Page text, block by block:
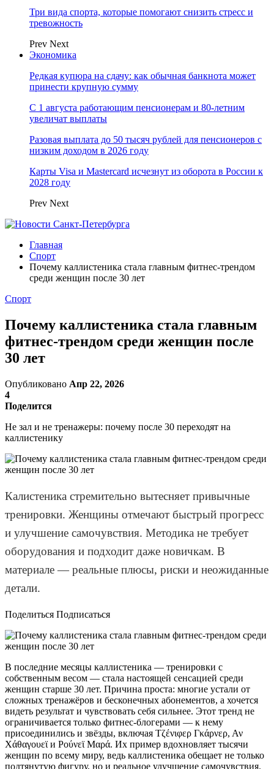
Три вида спорта, которые помогают снизить стресс и
тревожность
Prev Next
Экономика
Редкая купюра на сдачу: как обычная банкнота может
принести крупную сумму
С 1 августа работающим пенсионерам и 80-летним
увеличат выплаты
Разовая выплата до 50 тысяч рублей для пенсионеров с
низким доходом в 2026 году
Карты Visa и Mastercard исчезнут из оборота в России к
2028 году
Prev Next
Главная
Спорт
Почему каллистеника стала главным фитнес-трендом
среди женщин после 30 лет
Спорт
Почему каллистеника стала главным
фитнес-трендом среди женщин после
30 лет
Опубликовано Апр 22, 2026
4
Поделится
Не зал и не тренажеры: почему после 30 переходят на
каллистенику
Калистеника стремительно вытесняет привычные
тренировки. Женщины отмечают быстрый прогресс
и улучшение самочувствия. Методика не требует
оборудования и подходит даже новичкам. В
материале — реальные плюсы, риски и неожиданные
детали.
Поделиться Подписаться
В последние месяцы каллистеника — тренировки с
собственным весом — стала настоящей сенсацией среди
женщин старше 30 лет. Причина проста: многие устали от
сложных тренажёров и бесконечных абонементов, а хочется
видеть результат и чувствовать себя сильнее. Этот тренд не
ограничивается только фитнес-блогерами — к нему
присоединились и звёзды, включая Тζένιφερ Γκάρνερ, Αν
Χάθαγουεϊ и Ρούνεϊ Μαρά. Их пример вдохновляет тысячи
женщин по всему миру, ведь каллистеника обещает не только
подтянутую фигуру, но и реальное улучшение самочувствия.